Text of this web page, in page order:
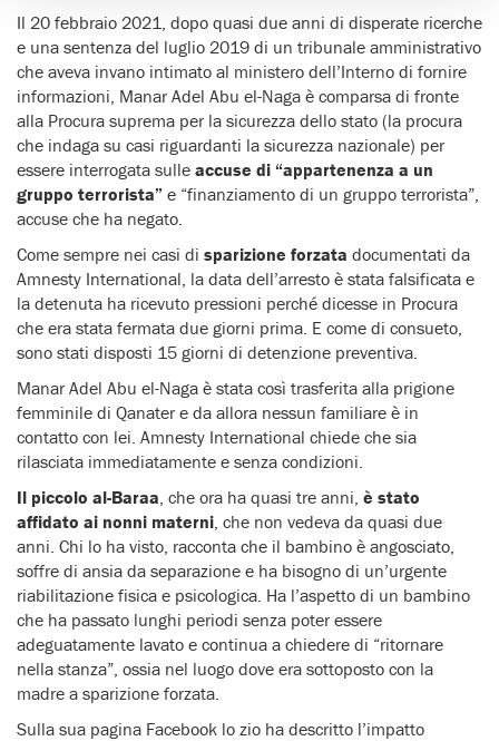
Il 20 febbraio 2021, dopo quasi due anni di disperate ricerche
e una sentenza del luglio 2019 di un tribunale amministrativo
che aveva invano intimato al ministero dell’Interno di fornire
informazioni, Manar Adel Abu el-Naga è comparsa di fronte
alla Procura suprema per la sicurezza dello stato (la procura
che indaga su casi riguardanti la sicurezza nazionale) per
essere interrogata sulle accuse di “appartenenza a un
gruppo terrorista” e “finanziamento di un gruppo terrorista”,
accuse che ha negato.
Come sempre nei casi di sparizione forzata documentati da
Amnesty International, la data dell’arresto è stata falsificata e
la detenuta ha ricevuto pressioni perché dicesse in Procura
che era stata fermata due giorni prima. E come di consueto,
sono stati disposti 15 giorni di detenzione preventiva.
Manar Adel Abu el-Naga è stata così trasferita alla prigione
femminile di Qanater e da allora nessun familiare è in
contatto con lei. Amnesty International chiede che sia
rilasciata immediatamente e senza condizioni.
Il piccolo al-Baraa, che ora ha quasi tre anni, è stato
affidato ai nonni materni, che non vedeva da quasi due
anni. Chi lo ha visto, racconta che il bambino è angosciato,
soffre di ansia da separazione e ha bisogno di un’urgente
riabilitazione fisica e psicologica. Ha l’aspetto di un bambino
che ha passato lunghi periodi senza poter essere
adeguatamente lavato e continua a chiedere di “ritornare
nella stanza”, ossia nel luogo dove era sottoposto con la
madre a sparizione forzata.
Sulla sua pagina Facebook lo zio ha descritto l’impatto